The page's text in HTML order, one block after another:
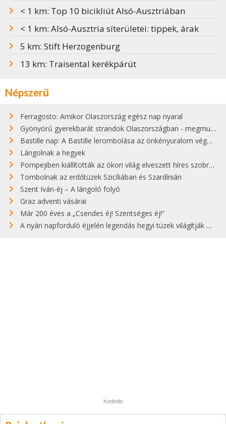
< 1 km: Top 10 bicikliút Alsó-Ausztriában
< 1 km: Alsó-Ausztria síterületei: tippek, árak
5 km: Stift Herzogenburg
13 km: Traisental kerékpárút
Népszerű
Ferragosto: Amikor Olaszország egész nap nyaral
Gyönyörű gyerekbarát strandok Olaszországban - megmutatjuk a 15 legjobbat
Bastille nap: A Bastille lerombolása az önkényuralom végét jelentette
Lángolnak a hegyek
Pompejiben kiállították az ókori világ elveszett híres szobrának másolatát
Tombolnak az erdőtüzek Szicíliában és Szardínián
Szent Iván-éj – A lángoló folyó
Graz adventi vásárai
Már 200 éves a „Csendes éj! Szentséges éj!”
A nyári napforduló éjjelén legendás hegyi tüzek világítják meg Zugspitzét
hirdetés